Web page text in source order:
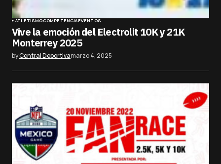
ATLETISMOCOMPETENCIAEVENTOS
Vive la emoción del Electrolit 10K y 21K
Monterrey 2025
byCentral Deportivamarzo 4, 2025